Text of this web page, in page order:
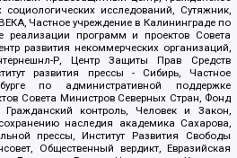
исследований, Сутяжник,
Частное учреждение в Калининграде по
реализации программ и проектов Совета
развития некоммерческих организаций,
Р, Центр Защиты Прав Средств
развития прессы - Сибирь, Частное
по административной поддержке
Совета Министров Северных Стран, Фонд
контроль, Человек и Закон,
наследия академика Сахарова,
прессы, Институт Развития Свободы
Общественный вердикт, Евразийская